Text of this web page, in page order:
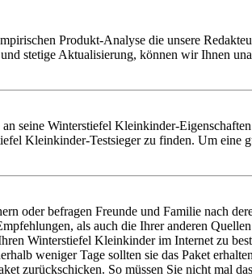
Produkt-Analyse die unsere
stetige Aktualisierung, können wir Ihnen
seine Winterstiefel Kleinkinder-
Kleinkinder-Testsieger zu finden. Um eine
oder befragen Freunde und Familie nach
als auch die Ihrer anderen
Winterstiefel Kleinkinder im Internet zu
weniger Tage sollten sie das Paket
zurückschicken. So müssen Sie nicht mal